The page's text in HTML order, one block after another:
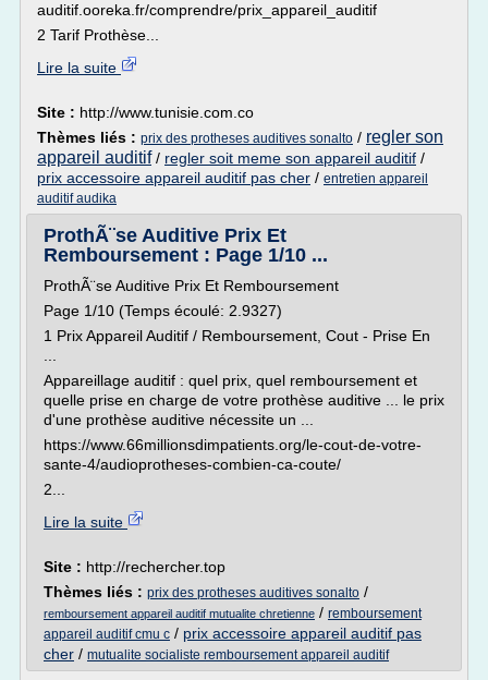
auditif.ooreka.fr/comprendre/prix_appareil_auditif
2 Tarif Prothèse...
Lire la suite
Site : http://www.tunisie.com.co
Thèmes liés : prix des protheses auditives sonalto / regler son
appareil auditif/ regler soit meme son appareil auditif /
prix accessoire appareil auditif pas cher / entretien appareil
auditif audika
ProthÃ¨se Auditive Prix Et
Remboursement : Page 1/10 ...
ProthÃ¨se Auditive Prix Et Remboursement
Page 1/10 (Temps écoulé: 2.9327)
1 Prix Appareil Auditif / Remboursement, Cout - Prise En
Appareillage auditif : quel prix, quel remboursement et
quelle prise en charge de votre prothèse auditive ... le prix
d'une prothèse auditive nécessite un ...
https://www.66millionsdimpatients.org/le-cout-de-votre-
sante-4/audioprotheses-combien-ca-coute/
2...
Lire la suite
Site : http://rechercher.top
Thèmes liés : prix des protheses auditives sonalto /
remboursement appareil auditif mutualite chretienne / remboursement
appareil auditif cmu c / prix accessoire appareil auditif pas
cher / mutualite socialiste remboursement appareil auditif